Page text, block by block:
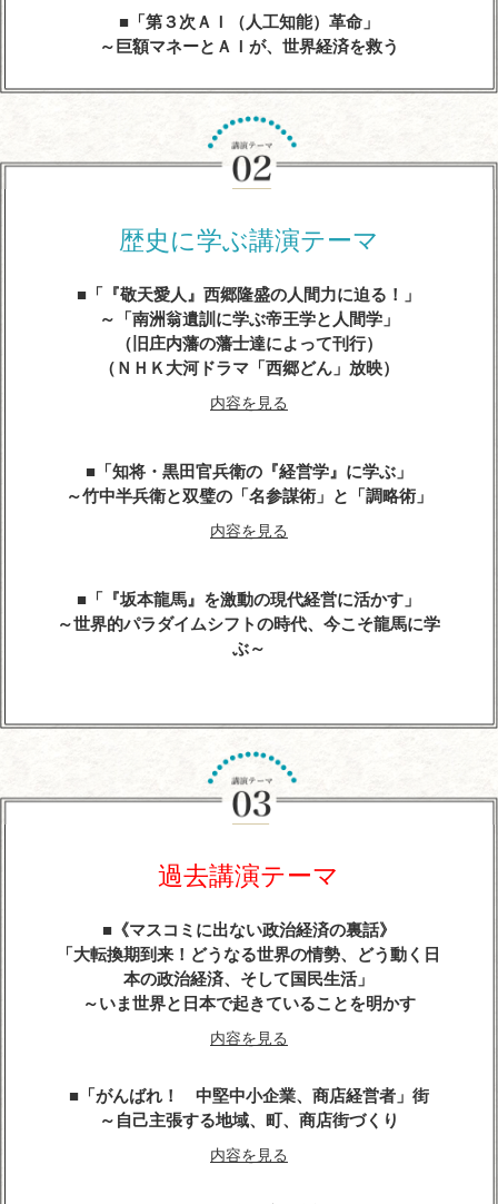
「第３次ＡＩ（人工知能）革命」
～巨額マネーとＡＩが、世界経済を救う
人生の達人に学ぶ
～心に残る先人たちの名言、遺訓、格言を経営に生
内容を見る
歴史に学ぶ講演テーマ
「『敬天愛人』西郷隆盛の人間力に迫る！」
～「南洲翁遺訓に学ぶ帝王学と人間学」
（旧庄内藩の藩士達によって刊行）
（ＮＨＫ大河ドラマ「西郷どん」放映）
内容を見る
「知将・黒田官兵衛の『経営学』に学ぶ」
～竹中半兵衛と双璧の「名参謀術」と「調略術」
内容を見る
「『坂本龍馬』を激動の現代経営に活かす」
～世界的パラダイムシフトの時代、今こそ龍馬に学
ぶ～
『平清盛』に学ぶ経営学
～世界大乱の今こそ、求められるトップ・リーダー
像
今こそ、躍動感とエネルギーにあふれる勇者が求め
内容を見る
武田信玄の軍師・山本勘助が教える「風林火山」の
兵法に学ぶ経営学
内容を見る
天璋院・篤姫―女の戦（いくさ）
内容を見る
過去講演テーマ
《マスコミに出ない政治経済の裏話》
「大転換期到来！どうなる世界の情勢、どう動く日
本の政治経済、そして国民生活」
～いま世界と日本で起きていることを明かす
内容を見る
「がんばれ！ 中堅中小企業、商店経営者」街
～自己主張する地域、町、商店街づくり
内容を見る